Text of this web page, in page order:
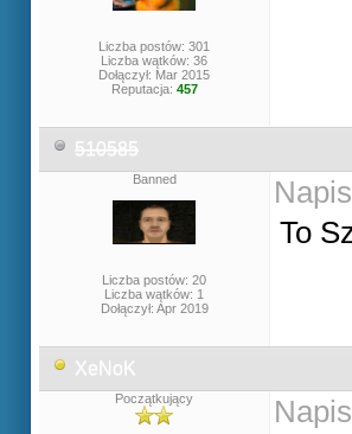
Liczba postów: 301
Liczba wątków: 36
Dołączył: Mar 2015
Reputacja: 457
510585
Banned
Liczba postów: 20
Liczba wątków: 1
Dołączył: Apr 2019
To
XeNoK
Początkujący